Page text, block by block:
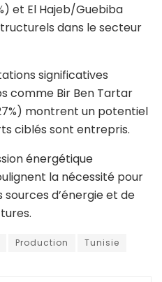
et El Hajeb/Guebiba
dans le secteur
significatives
comme Bir Ben Tartar
montrent un potentiel
ciblés sont entrepris.
énergétique
la nécessité pour
sources d’énergie et de
Production Tunisie